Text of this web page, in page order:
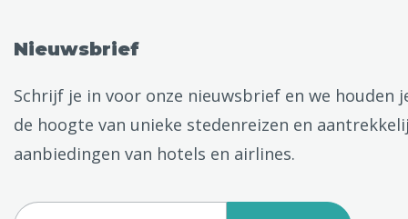
Nieuwsbrief
Schrijf je in voor onze nieuwsbrief en we houden
de hoogte van unieke stedenreizen en
aanbiedingen van hotels en airlines.